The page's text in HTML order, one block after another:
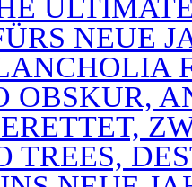
NEUE
OBSKUR,
TREES,